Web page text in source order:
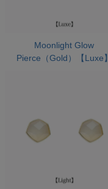
Moonlight Glow
Pierce（Gold）【Luxe】